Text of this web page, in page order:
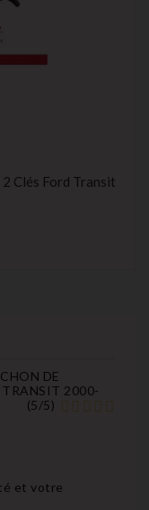
Clés Ford Transit
DE
TRANSIT 2000-
(5/5)
et votre